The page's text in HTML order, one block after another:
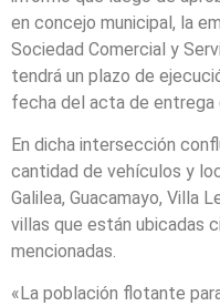
en concejo municipal, la
Sociedad Comercial y
tendrá un plazo de
fecha del acta de entrega
En dicha intersección
cantidad de vehículos y
Galilea, Guacamayo, Villa
villas que están ubicadas
mencionadas.
«La población flotante